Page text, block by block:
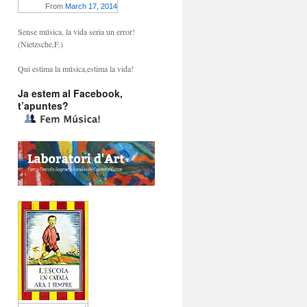
From March 17, 2014
Sense música, la vida seria un error!
(Nietzsche,F.)
Qui estima la música,estima la vida!
Ja estem al Facebook,
t’apuntes?